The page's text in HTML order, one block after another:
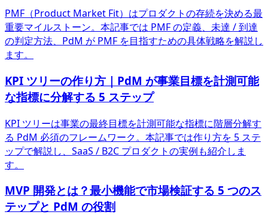
PMF（Product Market Fit）はプロダクトの存続を決める最
重要マイルストーン。本記事では PMF の定義、未達 / 到達
の判定方法、PdM が PMF を目指すための具体戦略を解説し
ます。
KPI ツリーの作り方｜PdM が事業目標を計測可能
な指標に分解する 5 ステップ
KPI ツリーは事業の最終目標を計測可能な指標に階層分解す
る PdM 必須のフレームワーク。本記事では作り方を 5 ステ
ップで解説し、SaaS / B2C プロダクトの実例も紹介しま
す。
MVP 開発とは？最小機能で市場検証する 5 つのス
テップと PdM の役割